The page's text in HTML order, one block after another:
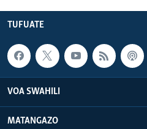
TUFUATE
VOA SWAHILI
MATANGAZO